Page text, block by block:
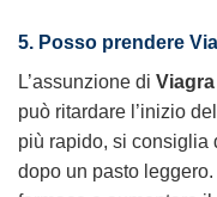
5. Posso prendere
L’assunzione di
può ritardare l’inizio
più rapido, si consiglia
dopo un pasto leggero.